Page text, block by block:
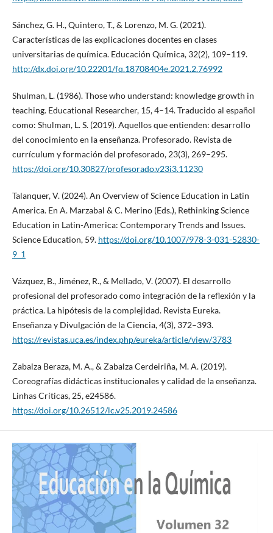
Sánchez, G. H., Quintero, T., & Lorenzo, M. G. (2021).
Características de las explicaciones docentes en clases
universitarias de química. Educación Química, 32(2), 109–119.
http://dx.doi.org/10.22201/fq.18708404e.2021.2.76992
Shulman, L. (1986). Those who understand: knowledge growth in
teaching. Educational Researcher, 15, 4–14. Traducido al español
como: Shulman, L. S. (2019). Aquellos que entienden: desarrollo
del conocimiento en la enseñanza. Profesorado. Revista de
currículum y formación del profesorado, 23(3), 269–295.
https://doi.org/10.30827/profesorado.v23i3.11230
Talanquer, V. (2024). An Overview of Science Education in Latin
America. En A. Marzabal & C. Merino (Eds.), Rethinking Science
Education in Latin-America: Contemporary Trends and Issues.
Science Education, 59. https://doi.org/10.1007/978-3-031-52830-
9_1
Vázquez, B., Jiménez, R., & Mellado, V. (2007). El desarrollo
profesional del profesorado como integración de la reflexión y la
práctica. La hipótesis de la complejidad. Revista Eureka.
Enseñanza y Divulgación de la Ciencia, 4(3), 372–393.
https://revistas.uca.es/index.php/eureka/article/view/3783
Zabalza Beraza, M. A., & Zabalza Cerdeiriña, M. A. (2019).
Coreografías didácticas institucionales y calidad de la enseñanza.
Linhas Críticas, 25, e24586.
https://doi.org/10.26512/lc.v25.2019.24586